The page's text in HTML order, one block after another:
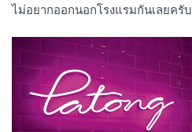
ไม่อยากออกนอกโรงแรมกันเลยครับ